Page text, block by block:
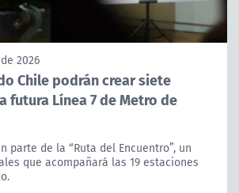
2026
Chile podrán crear siete
futura Línea 7 de Metro de
parte de la “Ruta del Encuentro”, un
que acompañará las 19 estaciones